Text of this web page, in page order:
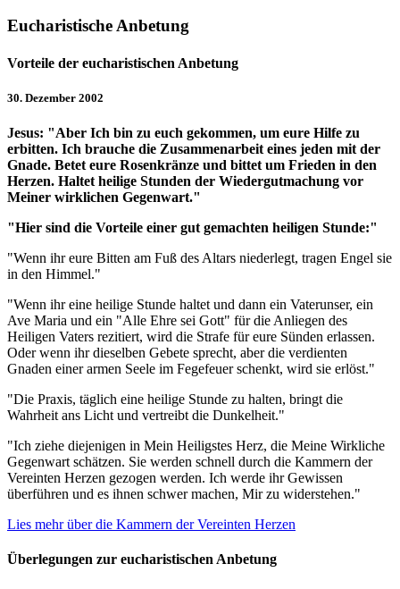
Eucharistische Anbetung
Vorteile der eucharistischen Anbetung
30. Dezember 2002
Jesus: "Aber Ich bin zu euch gekommen, um eure Hilfe zu
erbitten. Ich brauche die Zusammenarbeit eines jeden mit der
Gnade. Betet eure Rosenkränze und bittet um Frieden in den
Herzen. Haltet heilige Stunden der Wiedergutmachung vor
Meiner wirklichen Gegenwart."
"Hier sind die Vorteile einer gut gemachten heiligen Stunde:"
"Wenn ihr eure Bitten am Fuß des Altars niederlegt, tragen Engel sie
in den Himmel."
"Wenn ihr eine heilige Stunde haltet und dann ein Vaterunser, ein
Ave Maria und ein "Alle Ehre sei Gott" für die Anliegen des
Heiligen Vaters rezitiert, wird die Strafe für eure Sünden erlassen.
Oder wenn ihr dieselben Gebete sprecht, aber die verdienten
Gnaden einer armen Seele im Fegefeuer schenkt, wird sie erlöst."
"Die Praxis, täglich eine heilige Stunde zu halten, bringt die
Wahrheit ans Licht und vertreibt die Dunkelheit."
"Ich ziehe diejenigen in Mein Heiligstes Herz, die Meine Wirkliche
Gegenwart schätzen. Sie werden schnell durch die Kammern der
Vereinten Herzen gezogen werden. Ich werde ihr Gewissen
überführen und es ihnen schwer machen, Mir zu widerstehen."
Lies mehr über die Kammern der Vereinten Herzen
Überlegungen zur eucharistischen Anbetung